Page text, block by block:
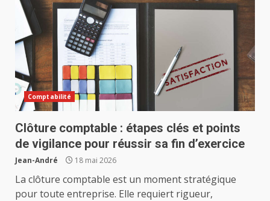
Comptabilité
Clôture comptable : étapes clés et points
de vigilance pour réussir sa fin d’exercice
Jean-André 18 mai 2026
La clôture comptable est un moment stratégique
pour toute entreprise. Elle requiert rigueur,